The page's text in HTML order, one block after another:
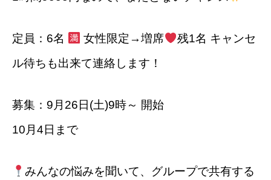
定員：6名 女性限定→増席
残1名 キャンセ
ル待ちも出来て連絡します！
募集：9月26日(土)9時～ 開始
10月4日まで
みんなの悩みを聞いて、グループで共有する